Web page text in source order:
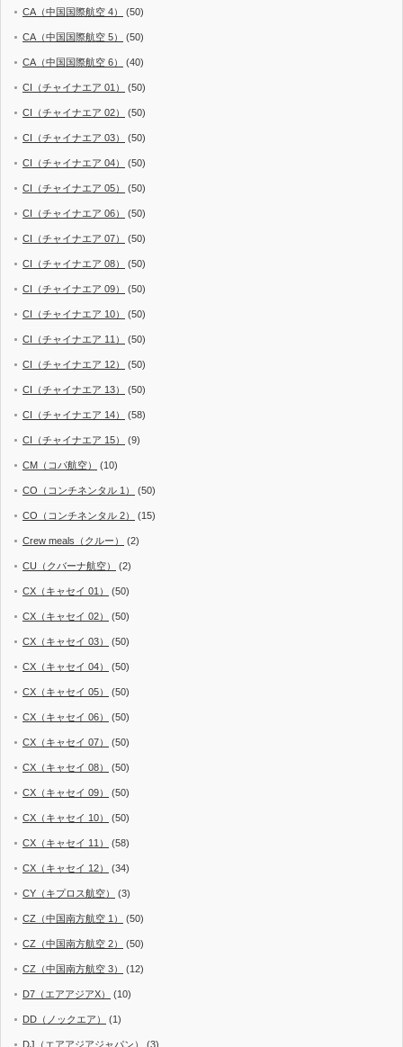
CA（中国国際航空 4） (50)
CA（中国国際航空 5） (50)
CA（中国国際航空 6） (40)
CI（チャイナエア 01） (50)
CI（チャイナエア 02） (50)
CI（チャイナエア 03） (50)
CI（チャイナエア 04） (50)
CI（チャイナエア 05） (50)
CI（チャイナエア 06） (50)
CI（チャイナエア 07） (50)
CI（チャイナエア 08） (50)
CI（チャイナエア 09） (50)
CI（チャイナエア 10） (50)
CI（チャイナエア 11） (50)
CI（チャイナエア 12） (50)
CI（チャイナエア 13） (50)
CI（チャイナエア 14） (58)
CI（チャイナエア 15） (9)
CM（コパ航空） (10)
CO（コンチネンタル 1） (50)
CO（コンチネンタル 2） (15)
Crew meals（クルー） (2)
CU（クバーナ航空） (2)
CX（キャセイ 01） (50)
CX（キャセイ 02） (50)
CX（キャセイ 03） (50)
CX（キャセイ 04） (50)
CX（キャセイ 05） (50)
CX（キャセイ 06） (50)
CX（キャセイ 07） (50)
CX（キャセイ 08） (50)
CX（キャセイ 09） (50)
CX（キャセイ 10） (50)
CX（キャセイ 11） (58)
CX（キャセイ 12） (34)
CY（キプロス航空） (3)
CZ（中国南方航空 1） (50)
CZ（中国南方航空 2） (50)
CZ（中国南方航空 3） (12)
D7（エアアジアX） (10)
DD（ノックエア） (1)
DJ（エアアジアジャパン） (3)